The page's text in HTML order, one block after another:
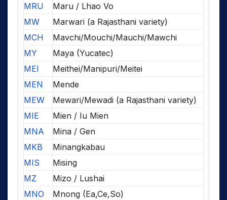
MRU
Maru / Lhao Vo
MW
Marwari (a Rajasthani variety)
MCH
Mavchi/Mouchi/Mauchi/Mawchi
MY
Maya (Yucatec)
MEI
Meithei/Manipuri/Meitei
MEN
Mende
MEW
Mewari/Mewadi (a Rajasthani variety)
MIE
Mien / Iu Mien
MNA
Mina / Gen
MKB
Minangkabau
MIS
Mising
MZ
Mizo / Lushai
MNO
Mnong (Ea,Ce,So)